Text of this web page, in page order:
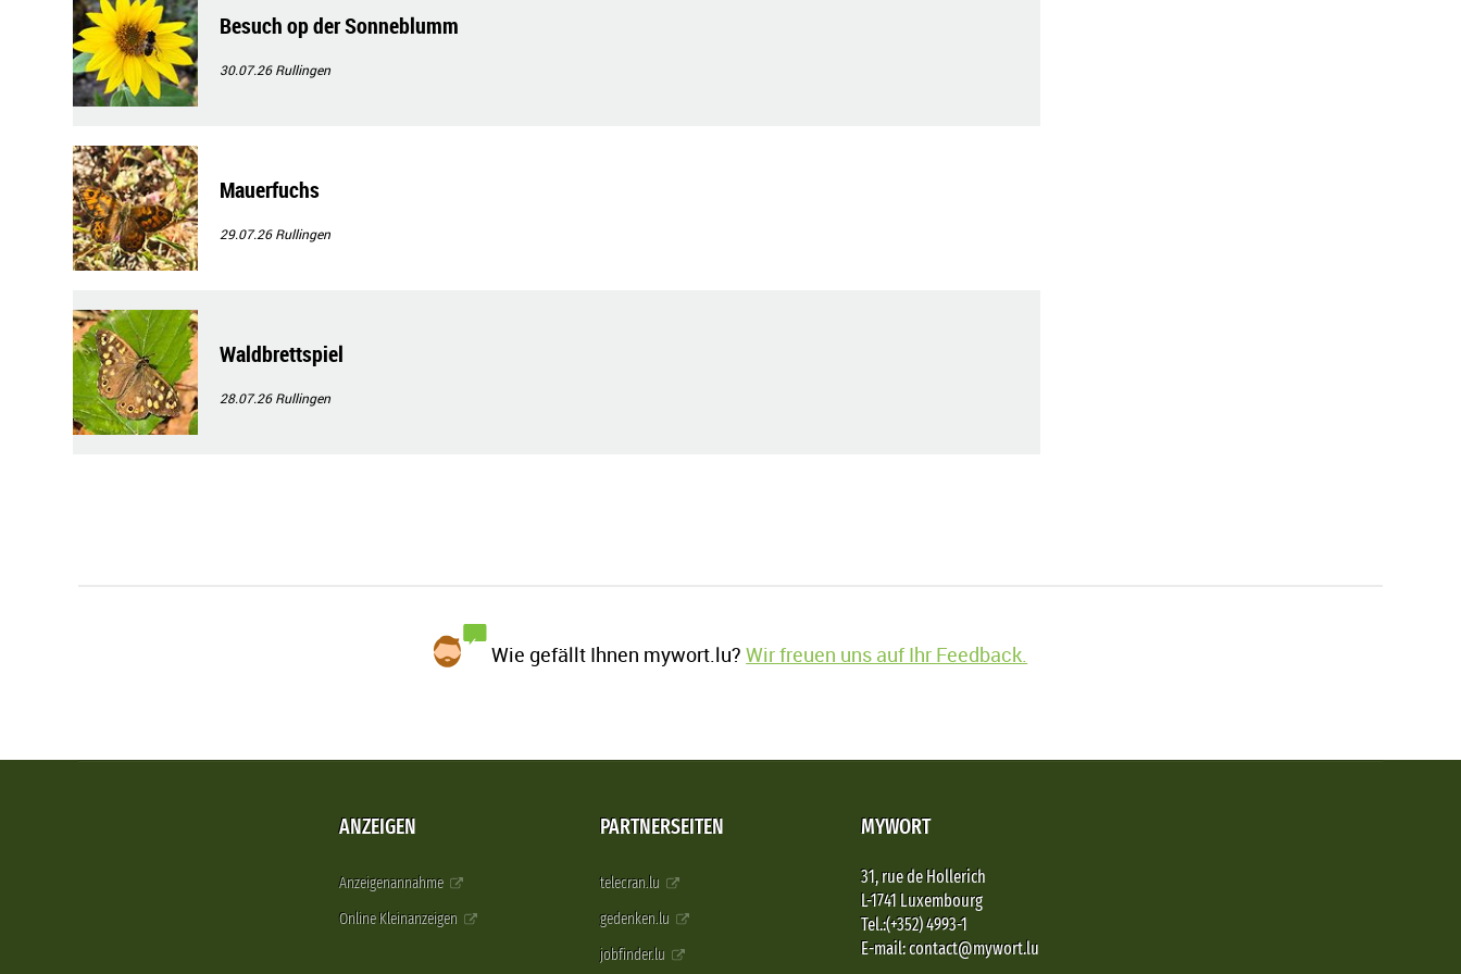
Besuch op der Sonneblumm
30.07.26Rullingen
Mauerfuchs
29.07.26Rullingen
Waldbrettspiel
28.07.26Rullingen
Wie gefällt Ihnen mywort.lu?Wir freuen uns auf Ihr Feedback.
ANZEIGEN
Anzeigenannahme
Online Kleinanzeigen
PARTNERSEITEN
telecran.lu
gedenken.lu
jobfinder.lu
MYWORT
31, rue de Hollerich
L-1741 Luxembourg
Tel.:(+352) 4993-1
E-mail: contact@mywort.lu